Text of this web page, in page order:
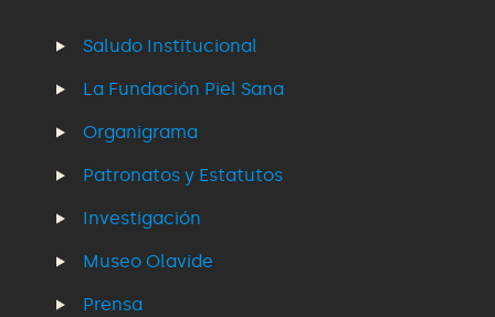
Saludo Institucional
La Fundación Piel Sana
Organigrama
Patronatos y Estatutos
Investigación
Museo Olavide
Prensa